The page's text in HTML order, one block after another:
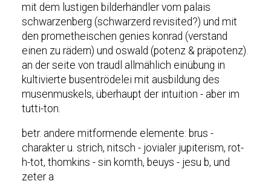
mit dem lustigen bilderhändler vom palais
schwarzenberg (schwarzerd revisited?) und mit
den prometheischen genies konrad (verstand
einen zu rädern) und oswald (potenz & präpotenz).
an der seite von traudl allmählich einübung in
kultivierte busentrödelei mit ausbildung des
musenmuskels, überhaupt der intuition - aber im
tutti-ton.
betr. andere mitformende elemente: brus -
charakter u. strich, nitsch - jovialer jupiterism, rot-
h-tot, thomkins - sin komth, beuys - jesu b, und
zeter a